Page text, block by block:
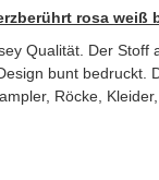
rosa
Qualität. Der Stoff
bunt bedruckt.
Röcke,